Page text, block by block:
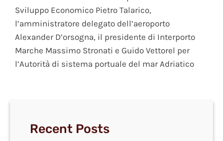
Sviluppo Economico Pietro Talarico,
l’amministratore delegato dell’aeroporto
Alexander D’orsogna, il presidente di Interporto
Marche Massimo Stronati e Guido Vettorel per
l’Autorità di sistema portuale del mar Adriatico
Recent Posts